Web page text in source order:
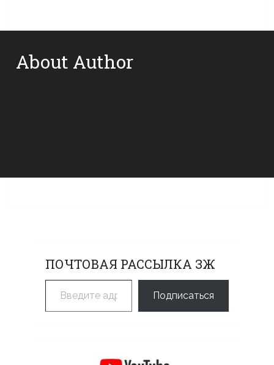
About Author
ПОЧТОВАЯ РАССЫЛКА ЗЖ
Введите адрес электронной почты…
Подписаться